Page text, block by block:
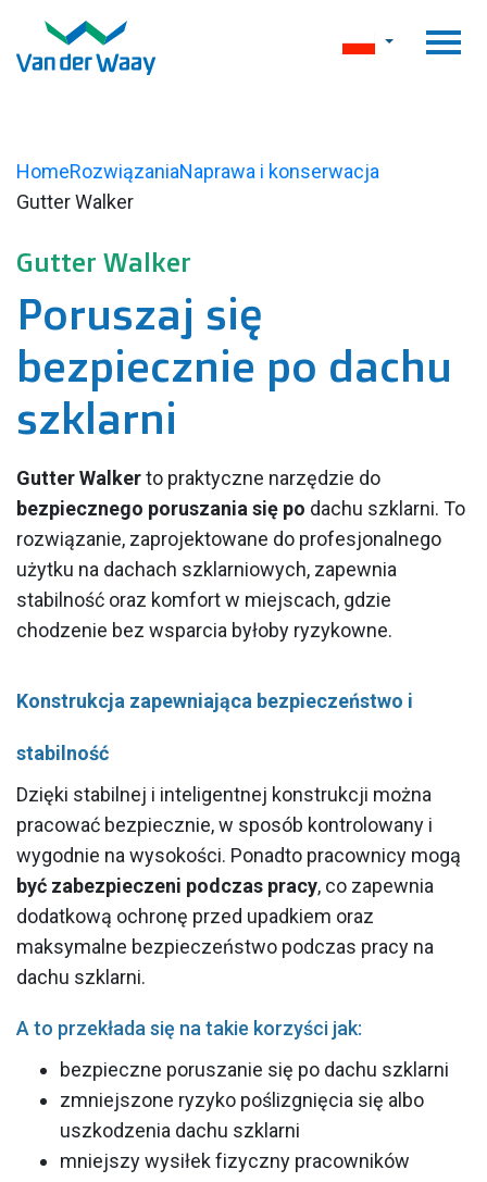
HomeRozwiązaniaNaprawa i konserwacja
Gutter Walker
Gutter Walker
Poruszaj się
bezpiecznie po dachu
szklarni
Gutter Walkerto praktyczne narzędzie do
bezpiecznego poruszania się po dachu szklarni. To
rozwiązanie, zaprojektowane do profesjonalnego
użytku na dachach szklarniowych, zapewnia
stabilność oraz komfort w miejscach, gdzie
chodzenie bez wsparcia byłoby ryzykowne.
Konstrukcja zapewniająca bezpieczeństwo i
stabilność
Dzięki stabilnej i inteligentnej konstrukcji można
pracować bezpiecznie, w sposób kontrolowany i
wygodnie na wysokości. Ponadto pracownicy mogą
być zabezpieczeni podczas pracy, co zapewnia
dodatkową ochronę przed upadkiem oraz
maksymalne bezpieczeństwo podczas pracy na
dachu szklarni.
A to przekłada się na takie korzyści jak:
bezpieczne poruszanie się po dachu szklarni
zmniejszone ryzyko poślizgnięcia się albo
uszkodzenia dachu szklarni
mniejszy wysiłek fizyczny pracowników